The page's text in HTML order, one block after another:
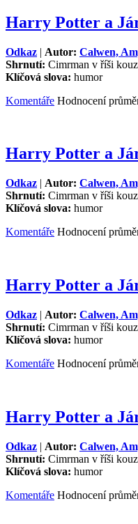
Harry Potter a
Odkaz | Autor: Calwen,
Shrnutí: Cimrman v říši
Klíčová slova: humor
Komentáře Hodnocení
Harry Potter a
Odkaz | Autor: Calwen,
Shrnutí: Cimrman v říši
Klíčová slova: humor
Komentáře Hodnocení
Harry Potter a
Odkaz | Autor: Calwen,
Shrnutí: Cimrman v říši
Klíčová slova: humor
Komentáře Hodnocení
Harry Potter a
Odkaz | Autor: Calwen,
Shrnutí: Cimrman v říši
Klíčová slova: humor
Komentáře Hodnocení